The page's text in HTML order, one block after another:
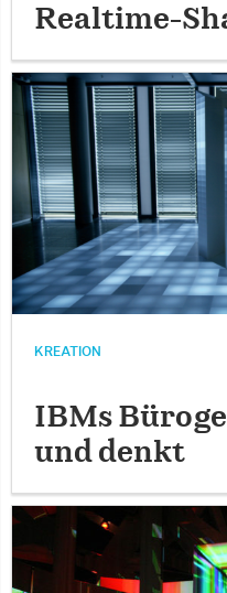
Realtime-
KREATION
IBMs
und denkt